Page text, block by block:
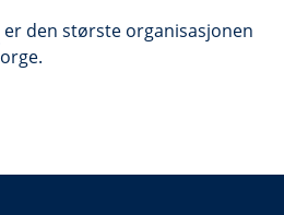
er den største organisasjonen